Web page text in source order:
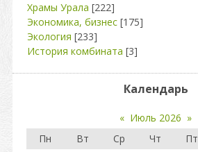
Храмы Урала [222]
Экономика, бизнес [175]
Экология [233]
История комбината [3]
Календарь
« Июль 2026 »
Пн
Вт Ср Чт Пт